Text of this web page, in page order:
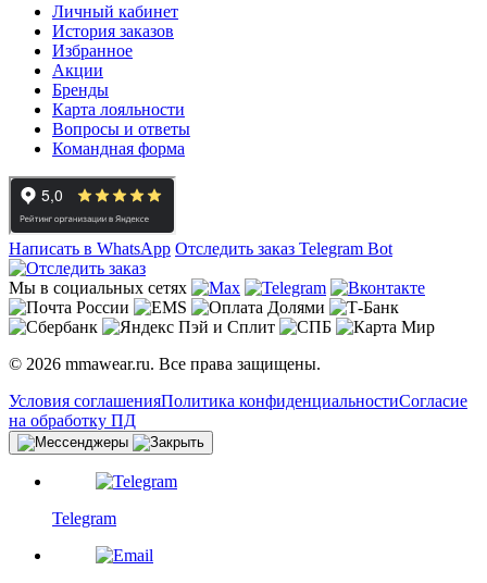
Личный кабинет
История заказов
Избранное
Акции
Бренды
Карта лояльности
Вопросы и ответы
Командная форма
Написать в WhatsApp Отследить заказ Telegram Bot
Мы в социальных сетях
© 2026 mmawear.ru. Все права защищены.
Условия соглашенияПолитика конфиденциальностиСогласие
на обработку ПД
Telegram